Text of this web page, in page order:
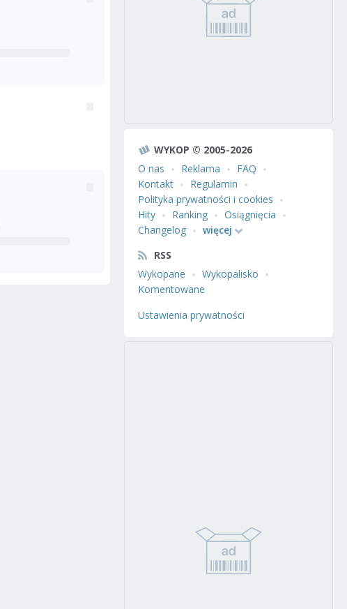
WYKOP © 2005-2026
O nas
Reklama
FAQ
Kontakt
Regulamin
Polityka prywatności i cookies
Hity
Ranking
Osiągnięcia
Changelog
więcej
RSS
Wykopane
Wykopalisko
Komentowane
Ustawienia prywatności